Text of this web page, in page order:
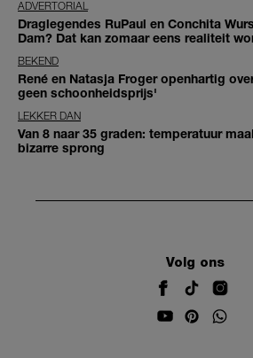
ADVERTORIAL
Draglegendes RuPaul en Conchita
Dam? Dat kan zomaar eens realiteit
BEKEND
René en Natasja Froger openhartig
geen schoonheidsprijs'
LEKKER DAN
Van 8 naar 35 graden: temperatuur
bizarre sprong
Volg ons